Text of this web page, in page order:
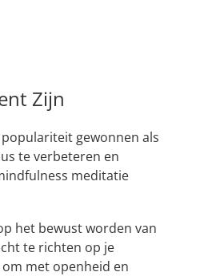
Zijn
gewonnen als
te verbeteren en
meditatie
het bewust worden van
te richten op je
met openheid en